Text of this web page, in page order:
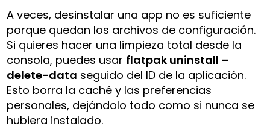
A veces, desinstalar una app no es suficiente
porque quedan los archivos de configuración.
Si quieres hacer una limpieza total desde la
consola, puedes usar flatpak uninstall –
delete-data seguido del ID de la aplicación.
Esto borra la caché y las preferencias
personales, dejándolo todo como si nunca se
hubiera instalado.